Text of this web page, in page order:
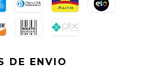
DE ENVIO